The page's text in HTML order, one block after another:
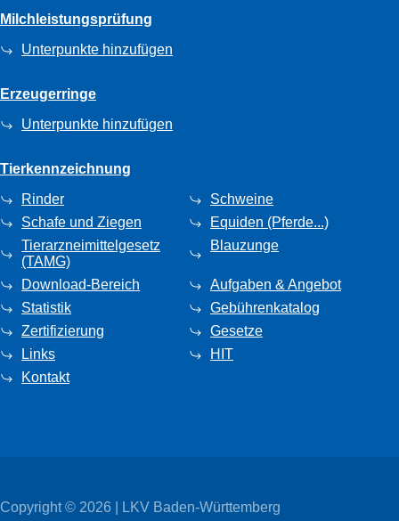
Milchleistungsprüfung
Unterpunkte hinzufügen
Erzeugerringe
Unterpunkte hinzufügen
Tierkennzeichnung
Rinder
Schweine
Schafe und Ziegen
Equiden (Pferde...)
Tierarzneimittelgesetz
(TAMG)
Blauzunge
Download-Bereich
Aufgaben & Angebot
Statistik
Gebührenkatalog
Zertifizierung
Gesetze
Links
HIT
Kontakt
Copyright © 2026 | LKV Baden-Württemberg